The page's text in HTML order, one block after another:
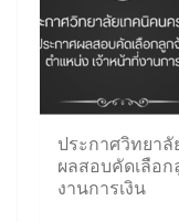
ประกาศวิทยาลั
ผลสอบคัดเลือ
งานการเงิน